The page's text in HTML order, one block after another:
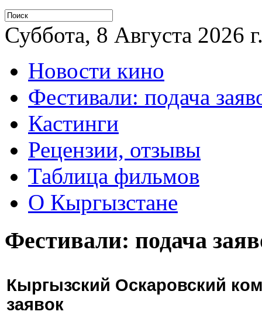
Суббота, 8 Августа 2026
Новости кино
Фестивали: подача
Кастинги
Рецензии, отзывы
Таблица фильмов
О Кыргызстане
Фестивали: подача
Кыргызский Оскаровский
заявок